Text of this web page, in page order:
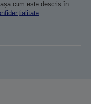
cum este descris în